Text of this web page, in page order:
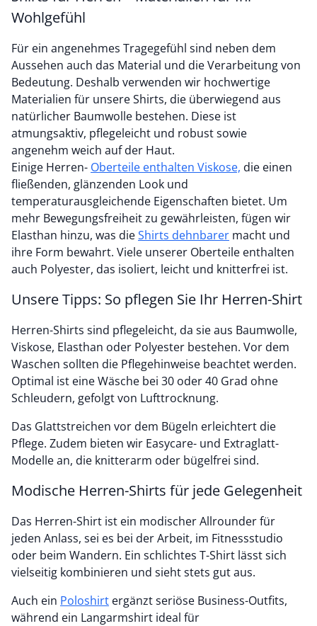
Wohlgefühl
Für ein angenehmes Tragegefühl sind neben dem
Aussehen auch das Material und die Verarbeitung von
Bedeutung. Deshalb verwenden wir hochwertige
Materialien für unsere Shirts, die überwiegend aus
natürlicher Baumwolle bestehen. Diese ist
atmungsaktiv, pflegeleicht und robust sowie
angenehm weich auf der Haut.
Einige Herren- Oberteile enthalten Viskose,
fließenden, glänzenden Look und
temperaturausgleichende Eigenschaften bietet. Um
mehr Bewegungsfreiheit zu gewährleisten, fügen wir
Elasthan hinzu, was dieShirts dehnbarer
ihre Form bewahrt. Viele unserer Oberteile enthalten
auch Polyester, das isoliert, leicht und knitterfrei ist.
Unsere Tipps: So pflegen Sie Ihr Herren-Shirt
Herren-Shirts sind pflegeleicht, da sie aus Baumwolle,
Viskose, Elasthan oder Polyester bestehen. Vor dem
Waschen sollten die Pflegehinweise beachtet werden.
Optimal ist eine Wäsche bei 30 oder 40 Grad ohne
Schleudern, gefolgt von Lufttrocknung.
Das Glattstreichen vor dem Bügeln erleichtert die
Pflege. Zudem bieten wir Easycare- und Extraglatt-
Modelle an, die knitterarm oder bügelfrei sind.
Modische Herren-Shirts für jede Gelegenheit
Das Herren-Shirt ist ein modischer Allrounder für
jeden Anlass, sei es bei der Arbeit, im Fitnessstudio
oder beim Wandern. Ein schlichtes T-Shirt lässt sich
vielseitig kombinieren und sieht stets gut aus.
Auch ein Poloshirt
während ein Langarmshirt ideal für